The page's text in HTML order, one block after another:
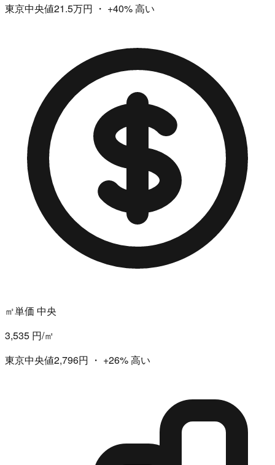
東京中央値21.5万円 ・ +40%高い
㎡単価 中央
3,535 円/㎡
東京中央値2,796円 ・ +26%高い